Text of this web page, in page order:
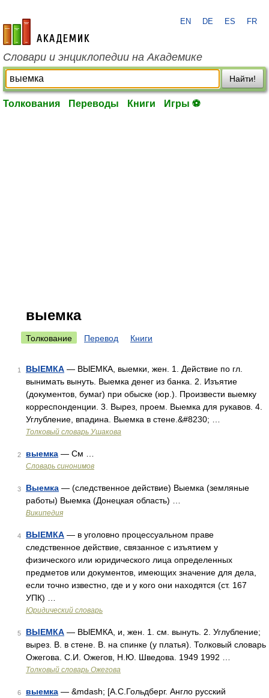
academic.ru
EN DE ES FR
Словари и энциклопедии на Академике
Найти!
Толкования Переводы Книги Игры ⚽
выемка
Толкование Перевод Книги
1 ВЫЕМКА — ВЫЕМКА, выемки, жен. 1. Действие по гл.
вынимать вынуть. Выемка денег из банка. 2. Изъятие
(документов, бумаг) при обыске (юр.). Произвести выемку
корреспонденции. 3. Вырез, проем. Выемка для рукавов. 4.
Углубление, впадина. Выемка в стене.&#8230; …
Толковый словарь Ушакова
2 выемка — См …
Словарь синонимов
3 Выемка — (следственное действие) Выемка (земляные
работы) Выемка (Донецкая область) …
Википедия
4 ВЫЕМКА — в уголовно процессуальном праве
следственное действие, связанное с изъятием у
физического или юридического лица определенных
предметов или документов, имеющих значение для дела,
если точно известно, где и у кого они находятся (ст. 167
УПК) …
Юридический словарь
5 ВЫЕМКА — ВЫЕМКА, и, жен. 1. см. вынуть. 2. Углубление;
вырез. В. в стене. В. на спинке (у платья). Толковый словарь
Ожегова. С.И. Ожегов, Н.Ю. Шведова. 1949 1992 …
Толковый словарь Ожегова
6 выемка — &mdash; [А.С.Гольдберг. Англо русский